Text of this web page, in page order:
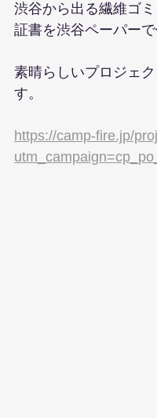
渋谷から出る繊維ゴ
証書を渋谷ペーパー
素晴らしいプロジェ
す。
https://camp-fire.jp/